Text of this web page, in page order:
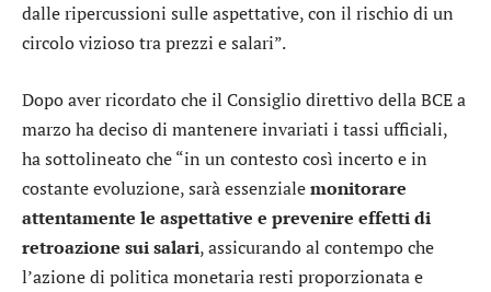
dalle ripercussioni sulle aspettative, con il rischio di un
circolo vizioso tra prezzi e salari”.
Dopo aver ricordato che il Consiglio direttivo della BCE a
marzo ha deciso di mantenere invariati i tassi ufficiali,
ha sottolineato che “in un contesto così incerto e in
costante evoluzione, sarà essenzialemonitorare
attentamente le aspettative e prevenire effetti di
retroazione sui salari, assicurando al contempo che
l’azione di politica monetaria resti proporzionata e